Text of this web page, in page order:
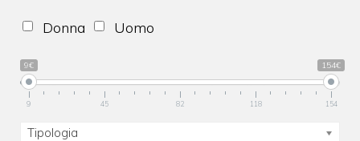
Donna Uomo
9€ 154€
9 45 82 118 154
Tipologia